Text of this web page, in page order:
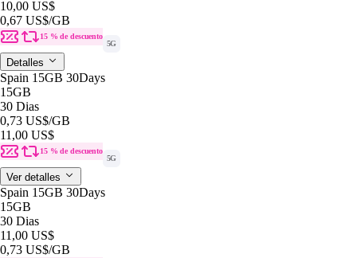
10,00 US$
0,67 US$/GB
15 % de descuento
5G
Detalles
Spain 15GB 30Days
15GB
30 Dias
0,73 US$/GB
11,00 US$
15 % de descuento
5G
Ver detalles
Spain 15GB 30Days
15GB
30 Dias
11,00 US$
0,73 US$/GB